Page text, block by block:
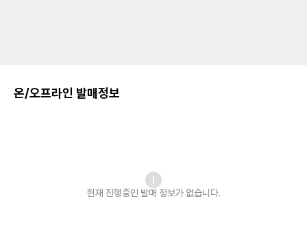
온/오프라인 발매정보
현재 진행중인 발매 정보가 없습니다.